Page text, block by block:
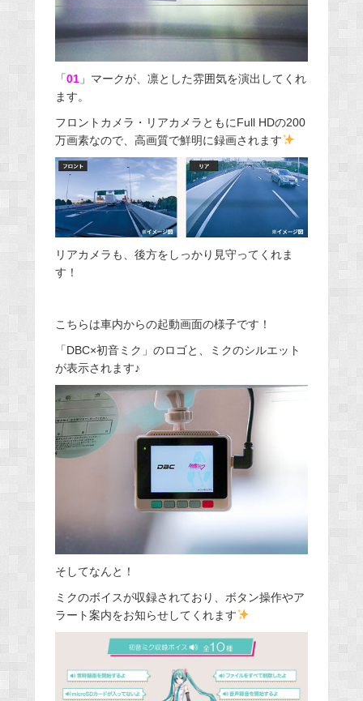
「01」マークが、凛とした雰囲気を演出してくれ
ます。
フロントカメラ・リアカメラともにFull HDの200
万画素なので、高画質で鮮明に録画されます
リアカメラも、後方をしっかり見守ってくれま
す！
こちらは車内からの起動画面の様子です！
「DBC×初音ミク」のロゴと、ミクのシルエット
が表示されます♪
そしてなんと！
ミクのボイスが収録されており、ボタン操作やア
ラート案内をお知らせしてくれます